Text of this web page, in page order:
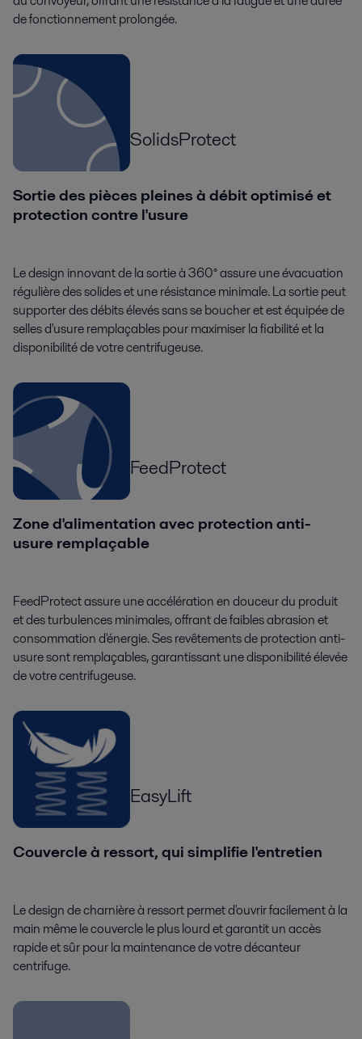
de fonctionnement prolongée.
SolidsProtect
Sortie des pièces pleines à débit optimisé et
protection contre l'usure
Le design innovant de la sortie à 360° assure une évacuation
régulière des solides et une résistance minimale. La sortie peut
supporter des débits élevés sans se boucher et est équipée de
selles d'usure remplaçables pour maximiser la fiabilité et la
disponibilité de votre centrifugeuse.
FeedProtect
Zone d'alimentation avec protection anti-
usure remplaçable
FeedProtect assure une accélération en douceur du produit
et des turbulences minimales, offrant de faibles abrasion et
consommation d'énergie. Ses revêtements de protection anti-
usure sont remplaçables, garantissant une disponibilité élevée
de votre centrifugeuse.
EasyLift
Couvercle à ressort, qui simplifie l'entretien
Le design de charnière à ressort permet d'ouvrir facilement à la
main même le couvercle le plus lourd et garantit un accès
rapide et sûr pour la maintenance de votre décanteur
centrifuge.